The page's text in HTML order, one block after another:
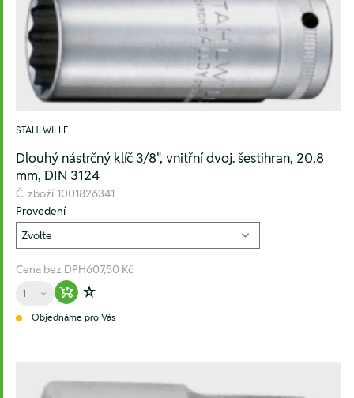
STAHLWILLE
Dlouhý nástrčný klíč 3/8", vnitřní dvoj. šestihran, 20,8
mm, DIN 3124
Č. zboží 1001826341
Provedení
Cena bez DPH607,50 Kč
Množství
Warenkorb hinzufügen
Zur Wunschliste hinzufügen
Objednáme pro Vás